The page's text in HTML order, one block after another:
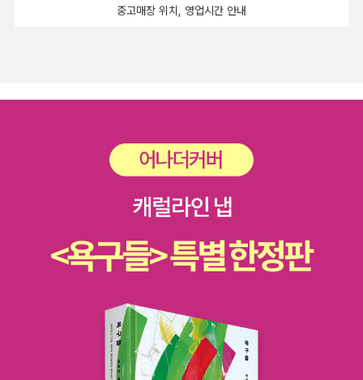
날 칼리드는 테러범으로 오해받고 강제적으로 수용소에 끌려가
시도하지만 실패하고 만다. 대체 자신을 이곳에 왜 데려왔는지 물
에 보내주지.” 같은 말도 안 되는 대답뿐이었다. 자신의 누명을 벗
기고 싶어 하는 칼리드의 심정이 문자를 넘어서 그 이상의 것으로
고스란히 전해졌다. 상대방의 말은 들어보지도 않고 본인들의 마
음대로 판단을 내리는, 그것이 곧 법이고 정의라 생각하는 수용소
의 사람들에게서 역방향으로 흐르는 평화가 보였다. 끊임없는 감
금과 고문으로 힘들어 할 때 쯤 적십자 회원을 통해 보낸 엽서가
가족들은 온 힘을 쏟는다. 그로인해 그는 석방할 수 있게 되었고
비록 2년이란 긴 세월이 흘렀지만 자유란 단어는 그의 뒤를 따랐
다. 알고 보니 이 책은 실화를 바탕으로 지어진 책이라고 한다. 이
중고매장 위치, 영업시간 안내